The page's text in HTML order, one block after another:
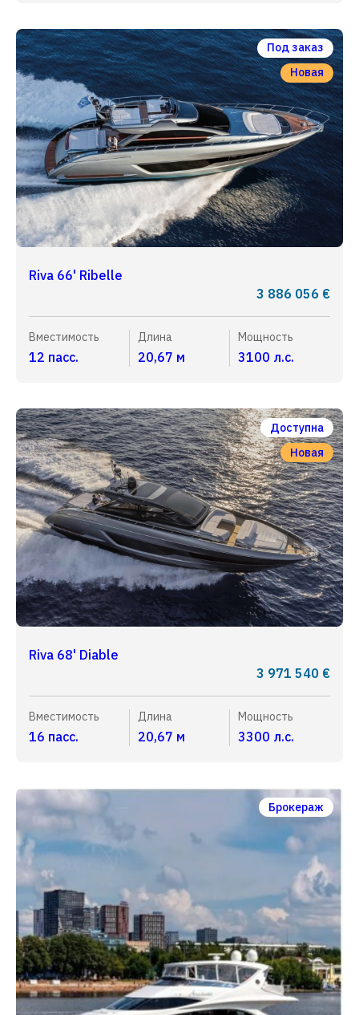
Под заказ
Новая
Riva 66' Ribelle
3 886 056 €
Вместимость
12 пасс.
Длина
20,67 м
Мощность
3100 л.с.
Доступна
Новая
Riva 68' Diable
3 971 540 €
Вместимость
16 пасс.
Длина
20,67 м
Мощность
3300 л.с.
Брокераж